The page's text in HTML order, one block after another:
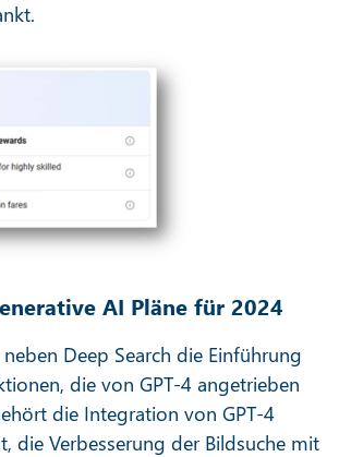
AI Pläne für 2024
Deep Search die Einführung
die von GPT-4 angetrieben
die Integration von GPT-4
die Verbesserung der Bildsuche mit